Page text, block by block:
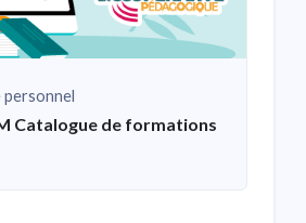
personnel
Catalogue de formations de la